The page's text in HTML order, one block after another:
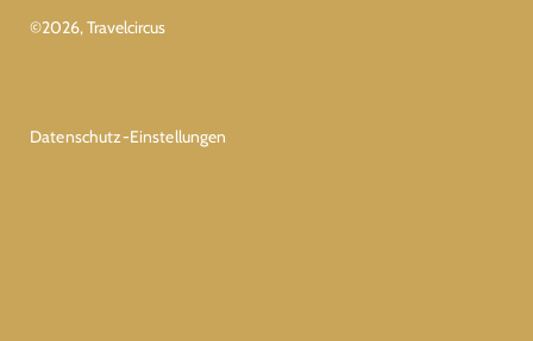
©2026, Travelcircus
Datenschutz-Einstellungen